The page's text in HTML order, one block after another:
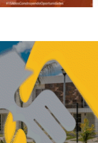
Sin atender la
informalidad, no se
soluciona la crisis de
vivienda: Marina Muñoz
FERNANDA HERNÁNDEZ
MAYO 19, 2026